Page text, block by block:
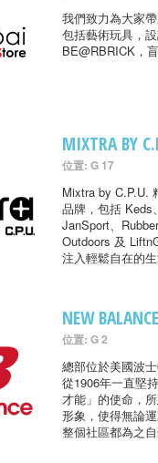
我們致力為大家
包括藝術玩具，
BE@RBRICK，
MIXTRA BY
位置: G 17
Mixtra by C.P.U.
品牌，包括 Keds
JanSport、
Outdoors 及
注入輕鬆自在的生
NEW BALANCE
位置: G 2
總部位於美國波
從1906年一直堅
才能」的使命，
形象，使得無論
整個社區都為之自